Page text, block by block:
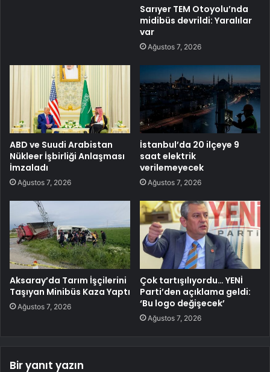
Sarıyer TEM Otoyolu’nda
midibüs devrildi: Yaralılar
var
Ağustos 7, 2026
ABD ve Suudi Arabistan
Nükleer İşbirliği Anlaşması
İmzaladı
Ağustos 7, 2026
İstanbul’da 20 ilçeye 9
saat elektrik
verilemeyecek
Ağustos 7, 2026
Aksaray’da Tarım İşçilerini
Taşıyan Minibüs Kaza Yaptı
Ağustos 7, 2026
Çok tartışılıyordu… YENİ
Parti’den açıklama geldi:
‘Bu logo değişecek’
Ağustos 7, 2026
Bir yanıt yazın